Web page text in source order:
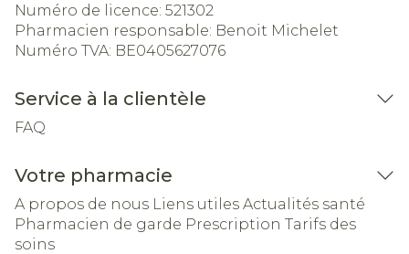
Numéro de licence: 521302
Pharmacien responsable: Benoit Michelet
Numéro TVA: BE0405627076
Service à la clientèle
FAQ
Votre pharmacie
A propos de nous Liens utiles Actualités santé
Pharmacien de garde Prescription Tarifs des
soins